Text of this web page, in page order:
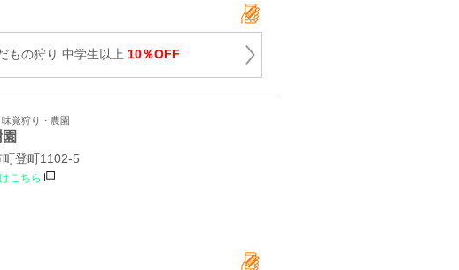
もの狩り 中学生以上 10％OFF
覚狩り・農園
登町1102‐5
こちら